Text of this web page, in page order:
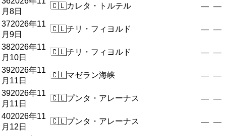
月8日
🇨🇱カレタ・トルテル — —
372026年11
月9日
🇨🇱チリ・フィヨルド — —
382026年11
月10日
🇨🇱チリ・フィヨルド — —
392026年11
月11日
🇨🇱マゼラン海峡 — —
392026年11
月11日
🇨🇱プンタ・アレーナス — —
402026年11
月12日
🇨🇱プンタ・アレーナス — —